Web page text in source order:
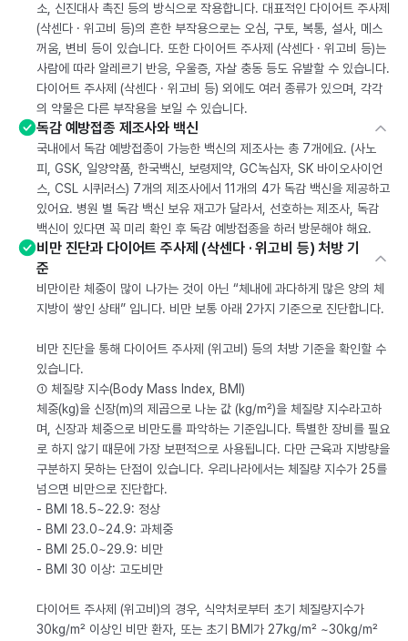
소, 신진대사 촉진 등의 방식으로 작용합니다. 대표적인 다이어트 주사제
(삭센다 · 위고비 등)의 흔한 부작용으로는 오심, 구토, 복통, 설사, 메스
꺼움, 변비 등이 있습니다. 또한 다이어트 주사제 (삭센다 · 위고비 등)는
사람에 따라 알레르기 반응, 우울증, 자살 충동 등도 유발할 수 있습니다.
다이어트 주사제 (삭센다 · 위고비 등) 외에도 여러 종류가 있으며, 각각
의 약물은 다른 부작용을 보일 수 있습니다.
독감 예방접종 제조사와 백신
국내에서 독감 예방접종이 가능한 백신의 제조사는 총 7개에요. (사노
피, GSK, 일양약품, 한국백신, 보령제약, GC녹십자, SK 바이오사이언
스, CSL 시퀴러스) 7개의 제조사에서 11개의 4가 독감 백신을 제공하고
있어요. 병원 별 독감 백신 보유 재고가 달라서, 선호하는 제조사, 독감
백신이 있다면 꼭 미리 확인 후 독감 예방접종을 하러 방문해야 해요.
비만 진단과 다이어트 주사제 (삭센다 · 위고비 등) 처방 기
준
비만이란 체중이 많이 나가는 것이 아닌 “체내에 과다하게 많은 양의 체
지방이 쌓인 상태” 입니다. 비만 보통 아래 2가지 기준으로 진단합니다.
비만 진단을 통해 다이어트 주사제 (위고비) 등의 처방 기준을 확인할 수
있습니다.
① 체질량 지수(Body Mass Index, BMI)
체중(kg)을 신장(m)의 제곱으로 나눈 값 (kg/m²)을 체질량 지수라고하
며, 신장과 체중으로 비만도를 파악하는 기준입니다. 특별한 장비를 필요
로 하지 않기 때문에 가장 보편적으로 사용됩니다. 다만 근육과 지방량을
구분하지 못하는 단점이 있습니다. 우리나라에서는 체질량 지수가 25를
넘으면 비만으로 진단합다.
- BMI 18.5~22.9: 정상
- BMI 23.0~24.9: 과체중
- BMI 25.0~29.9: 비만
- BMI 30 이상: 고도비만
다이어트 주사제 (위고비)의 경우, 식약처로부터 초기 체질량지수가
30kg/m² 이상인 비만 환자, 또는 초기 BMI가 27kg/m² ~30kg/m²